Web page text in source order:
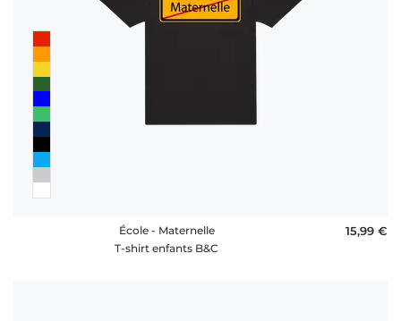
École - Maternelle
T-shirt enfants B&C
15,99 €